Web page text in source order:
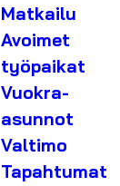
Matkailu
Avoimet
työpaikat
Vuokra-
asunnot
Valtimo
Tapahtumat